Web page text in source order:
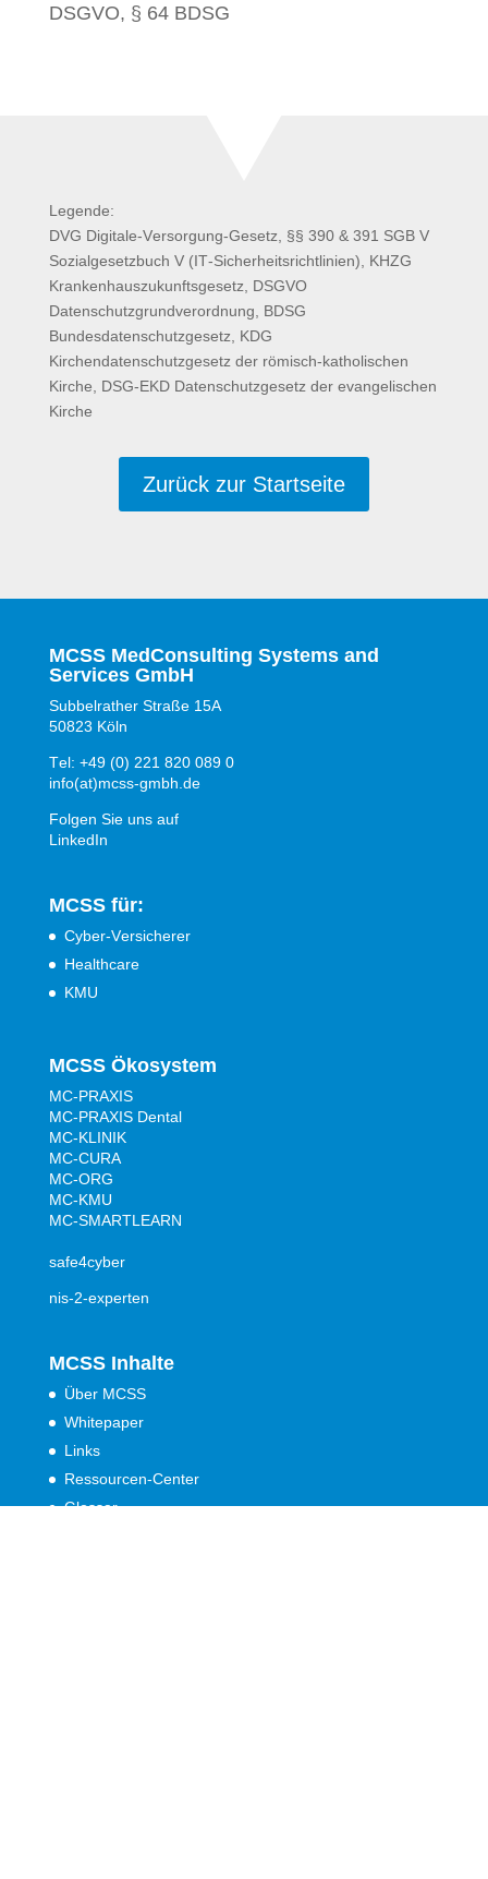
DSGVO, § 64 BDSG
Legende:
DVG Digitale-Versorgung-Gesetz, §§ 390 & 391 SGB V
Sozialgesetzbuch V (IT-Sicherheitsrichtlinien), KHZG
Krankenhauszukunftsgesetz, DSGVO
Datenschutzgrundverordnung, BDSG
Bundesdatenschutzgesetz, KDG
Kirchendatenschutzgesetz der römisch-katholischen
Kirche, DSG-EKD Datenschutzgesetz der evangelischen
Kirche
Zurück zur Startseite
MCSS MedConsulting Systems and
Services GmbH
Subbelrather Straße 15A
50823 Köln
Tel: +49 (0) 221 820 089 0
info(at)mcss-gmbh.de
Folgen Sie uns auf
LinkedIn
MCSS für:
Cyber-Versicherer
Healthcare
KMU
MCSS Ökosystem
MC-PRAXIS
MC-PRAXIS Dental
MC-KLINIK
MC-CURA
MC-ORG
MC-KMU
MC-SMARTLEARN
safe4cyber
nis-2-experten
MCSS Inhalte
Über MCSS
Whitepaper
Links
Ressourcen-Center
Glossar